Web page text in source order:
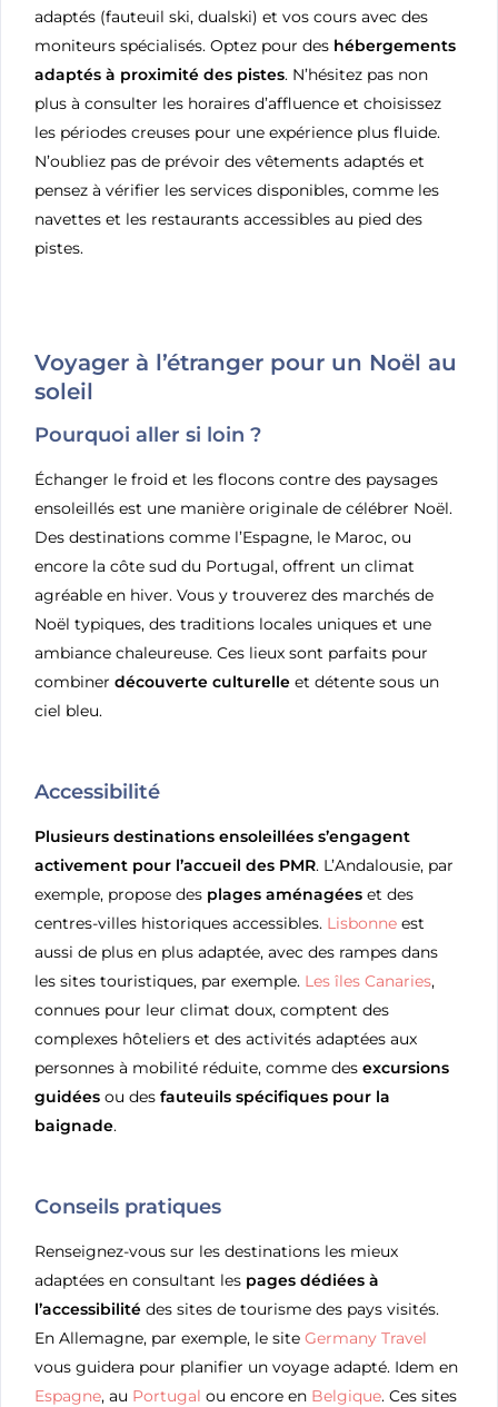
adaptés (fauteuil ski, dualski) et vos cours avec des
moniteurs spécialisés. Optez pour des hébergements
adaptés à proximité des pistes. N’hésitez pas non
plus à consulter les horaires d’affluence et choisissez
les périodes creuses pour une expérience plus fluide.
N’oubliez pas de prévoir des vêtements adaptés et
pensez à vérifier les services disponibles, comme les
navettes et les restaurants accessibles au pied des
pistes.
Voyager à l’étranger pour un Noël au
soleil
Pourquoi aller si loin ?
Échanger le froid et les flocons contre des paysages
ensoleillés est une manière originale de célébrer Noël.
Des destinations comme l’Espagne, le Maroc, ou
encore la côte sud du Portugal, offrent un climat
agréable en hiver. Vous y trouverez des marchés de
Noël typiques, des traditions locales uniques et une
ambiance chaleureuse. Ces lieux sont parfaits pour
combinerdécouverte culturelleet détente sous un
ciel bleu.
Accessibilité
Plusieurs destinations ensoleillées s’engagent
activement pour l’accueil des PMR. L’Andalousie, par
exemple, propose des plages aménagées et des
centres-villes historiques accessibles. Lisbonne est
aussi de plus en plus adaptée, avec des rampes dans
les sites touristiques, par exemple. Les îles Canaries,
connues pour leur climat doux, comptent des
complexes hôteliers et des activités adaptées aux
personnes à mobilité réduite, comme desexcursions
guidées ou desfauteuils spécifiques pour la
baignade.
Conseils pratiques
Renseignez-vous sur les destinations les mieux
adaptées en consultant les pages dédiées à
l’accessibilitédes sites de tourisme des pays visités.
En Allemagne, par exemple, le siteGermany Travel
vous guidera pour planifier un voyage adapté. Idem en
Espagne, au Portugal ou encore en Belgique. Ces sites